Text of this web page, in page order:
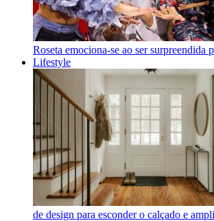
Roseta emociona-se ao ser surpreendida
Lifestyle
de design para esconder o calçado e